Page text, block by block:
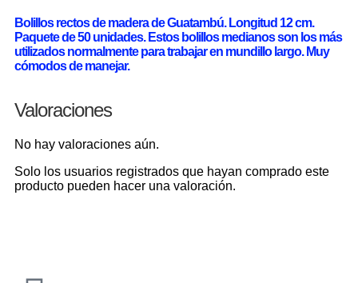
Bolillos rectos de madera de Guatambú. Longitud 12 cm.
Paquete de 50 unidades. Estos bolillos medianos son los más
utilizados normalmente para trabajar en mundillo largo. Muy
cómodos de manejar.
Valoraciones
No hay valoraciones aún.
Solo los usuarios registrados que hayan comprado este
producto pueden hacer una valoración.